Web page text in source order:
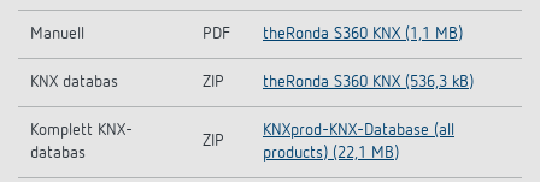
Manuell PDF theRonda S360 KNX (1,1 MB)
KNX databas ZIP theRonda S360 KNX (536,3 kB)
Komplett KNX-
databas
ZIP
KNXprod-KNX-Database (all
products) (22,1 MB)